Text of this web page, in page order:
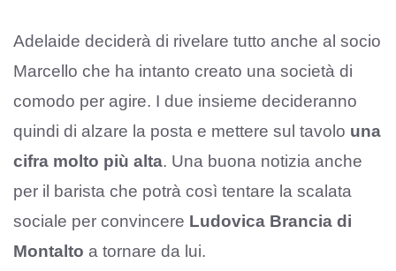
Adelaide deciderà di rivelare tutto anche al socio
Marcello che ha intanto creato una società di
comodo per agire. I due insieme decideranno
quindi di alzare la posta e mettere sul tavolo una
cifra molto più alta. Una buona notizia anche
per il barista che potrà così tentare la scalata
sociale per convincere Ludovica Brancia di
Montalto a tornare da lui.